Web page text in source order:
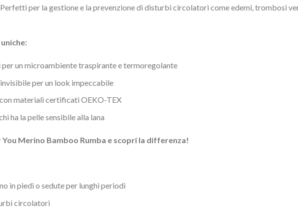
per la gestione e la prevenzione di disturbi circolatori come edemi, trombosi
per un microambiente traspirante e termoregolante
per un look impeccabile
materiali certificati OEKO-TEX
ha la pelle sensibile alla lana
You Merino Bamboo Rumba e scopri la differenza!
in piedi o sedute per lunghi periodi
circolatori